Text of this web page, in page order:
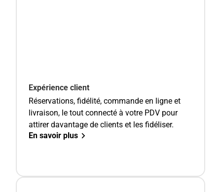
Expérience client
Réservations, fidélité, commande en ligne et
livraison, le tout connecté à votre PDV pour
attirer davantage de clients et les fidéliser.
En savoir plus